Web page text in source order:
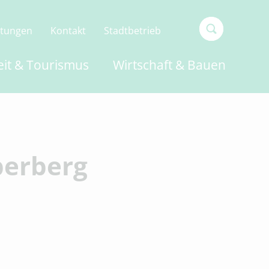
& Tourismus Wirtschaft & Bauen
Kontakt
Stadtbetrieb
more
for